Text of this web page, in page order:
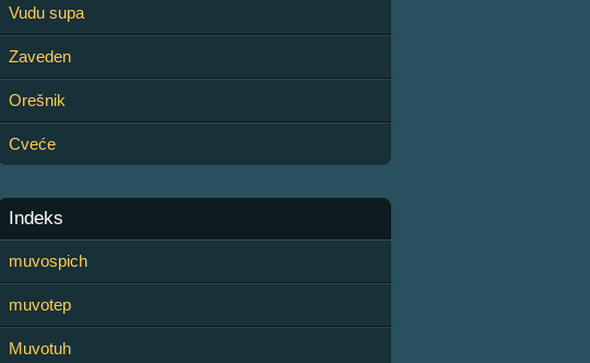
Vudu supa
Zaveden
Orešnik
Cveće
Indeks
muvospich
muvotep
Muvotuh